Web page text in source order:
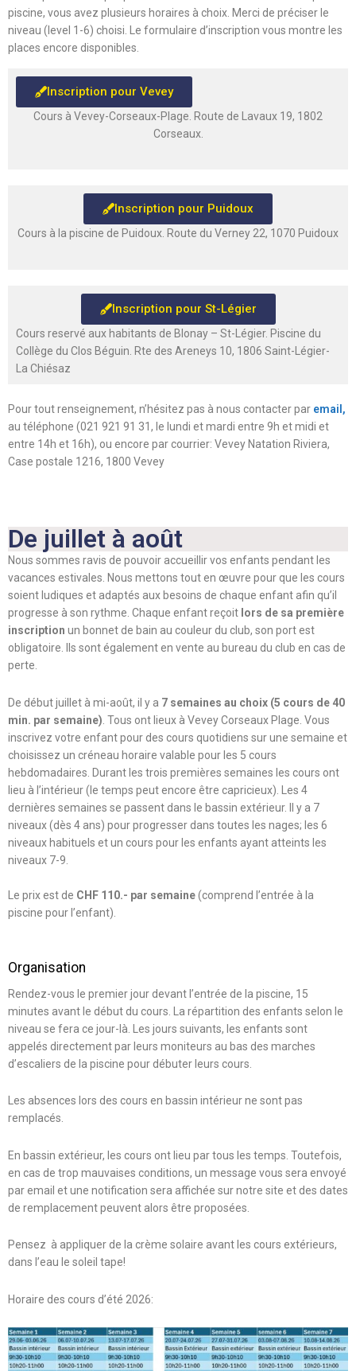
piscine, vous avez plusieurs horaires à choix. Merci de préciser le
niveau (level 1-6) choisi. Le formulaire d’inscription vous montre les
places encore disponibles.
Inscription pour Vevey
Cours à Vevey-Corseaux-Plage. Route de Lavaux 19, 1802
Corseaux.
Inscription pour Puidoux
Cours à la piscine de Puidoux. Route du Verney 22, 1070 Puidoux
Inscription pour St-Légier
Cours reservé aux habitants de Blonay – St-Légier. Piscine du
Collège du Clos Béguin. Rte des Areneys 10, 1806 Saint-Légier-
La Chiésaz
Pour tout renseignement, n’hésitez pas à nous contacter par email,
au téléphone (021 921 91 31, le lundi et mardi entre 9h et midi et
entre 14h et 16h), ou encore par courrier: Vevey Natation Riviera,
Case postale 1216, 1800 Vevey
De juillet à août
Nous sommes ravis de pouvoir accueillir vos enfants pendant les
vacances estivales. Nous mettons tout en œuvre pour que les cours
soient ludiques et adaptés aux besoins de chaque enfant afin qu’il
progresse à son rythme. Chaque enfant reçoit lors de sa première
inscription un bonnet de bain au couleur du club, son port est
obligatoire. Ils sont également en vente au bureau du club en cas de
perte.
De début juillet à mi-août, il y a 7 semaines au choix (5 cours de 40
min. par semaine) . Tous ont lieux à Vevey Corseaux Plage. Vous
inscrivez votre enfant pour des cours quotidiens sur une semaine et
choisissez un créneau horaire valable pour les 5 cours
hebdomadaires. Durant les trois premières semaines les cours ont
lieu à l’intérieur (le temps peut encore être capricieux). Les 4
dernières semaines se passent dans le bassin extérieur. Il y a 7
niveaux (dès 4 ans) pour progresser dans toutes les nages; les 6
niveaux habituels et un cours pour les enfants ayant atteints les
niveaux 7-9.
Le prix est de CHF 110.- par semaine(comprend l’entrée à la
piscine pour l’enfant).
Organisation
Rendez-vous le premier jour devant l’entrée de la piscine, 15
minutes avant le début du cours.
La répartition des enfants selon le
niveau se fera ce jour-là. Les jours suivants, les enfants sont
appelés directement par leurs moniteurs au bas des marches
d’escaliers de la piscine pour débuter leurs cours.
Les absences lors des cours en bassin intérieur ne sont pas
remplacés.
En bassin extérieur, les cours ont lieu par tous les temps. Toutefois,
en cas de trop mauvaises conditions, un message vous sera envoyé
par email et une notification sera affichée sur notre site et des dates
de remplacement peuvent alors être proposées.
Pensez à appliquer de la crème solaire avant les cours extérieurs,
dans l’eau le soleil tape!
Horaire des cours d’été 2026: